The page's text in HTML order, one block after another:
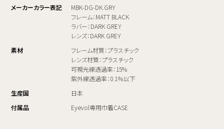
メーカーカラー表記
MBK-DG-DK.GRY
フレーム：MATT BLACK
ラバー：DARK GREY
レンズ：DARK GREY
素材
フレーム材質：プラスチック
レンズ材質：プラスチック
可視光線透過率：15%
紫外線透過率：0.1％以下
生産国
日本
付属品
Eyevol専用巾着CASE